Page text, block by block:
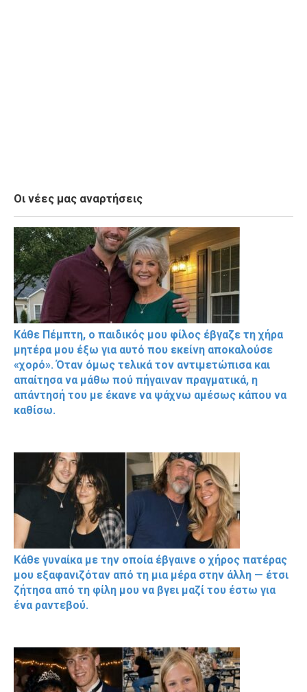
Οι νέες μας αναρτήσεις
Κάθε Πέμπτη, ο παιδικός μου φίλος έβγαζε τη χήρα
μητέρα μου έξω για αυτό που εκείνη αποκαλούσε
«χορό». Όταν όμως τελικά τον αντιμετώπισα και
απαίτησα να μάθω πού πήγαιναν πραγματικά, η
απάντησή του με έκανε να ψάχνω αμέσως κάπου να
καθίσω.
Κάθε γυναίκα με την οποία έβγαινε ο χήρος πατέρας
μου εξαφανιζόταν από τη μια μέρα στην άλλη — έτσι
ζήτησα από τη φίλη μου να βγει μαζί του έστω για
ένα ραντεβού.